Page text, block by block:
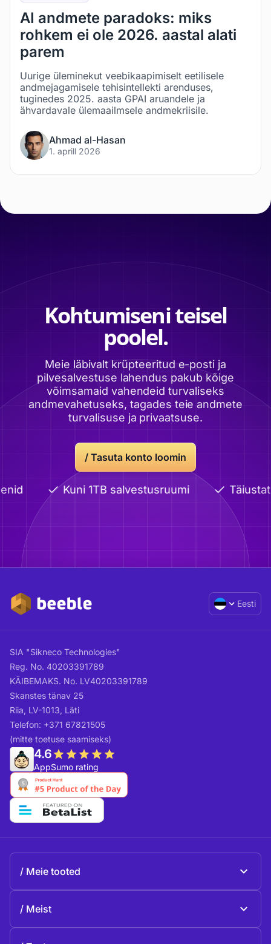
AI andmete paradoks: miks
rohkem ei ole 2026. aastal alati
parem
Uurige üleminekut veebikaapimiselt eetilisele
andmejagamisele tehisintellekti arenduses,
tuginedes 2025. aasta GPAI aruandele ja
ähvardavale ülemaailmsele andmekriisile.
Ahmad al-Hasan
1. aprill 2026
Kohtumiseni teisel
poolel.
Meie läbivalt krüpteeritud e-posti ja
pilvesalvestuse lahendus pakub kõige
võimsamaid vahendeid turvaliseks
andmevahetuseks, tagades teie andmete
turvalisuse ja privaatsuse.
/ Tasuta konto loomin
Kuni 1TB salvestusruumi
Eesti
SIA "Sikneco Technologies"
Reg. No. 40203391789
KÄIBEMAKS. No. LV40203391789
Skanstes tänav 25
Riia, LV-1013, Läti
Telefon: +371 67821505
(mitte toetuse saamiseks)
4.6
AppSumo rating
Meie tooted
Meist